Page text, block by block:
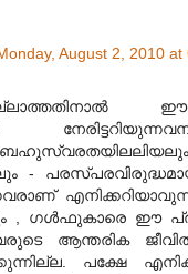
August 2, 2010 at
-
, ഗള്‍ഫുകാരെ ഈ
ആന്തരിക
പക്ഷേ